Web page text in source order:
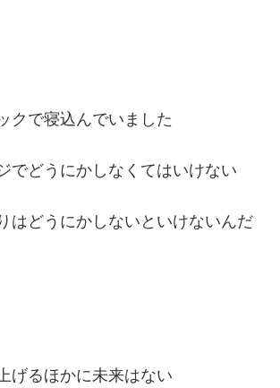
クで寝込んでいました
でどうにかしなくてはいけない
はどうにかしないといけないんだ
げるほかに未来はない